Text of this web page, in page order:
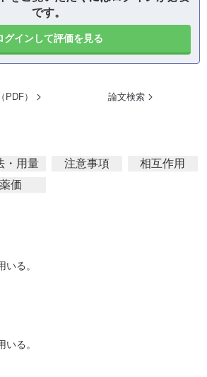
です。
グインして評価を見る
） 論文検索
・用量 注意事項
相互作用
薬価
る。
る。